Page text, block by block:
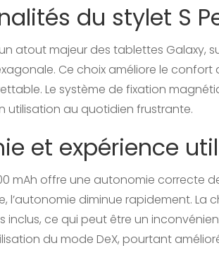
du stylet S
un atout majeur des tablettes
Ce choix améliore le confort
Le système de fixation
utilisation au quotidien frustrante.
et expérience
mAh offre une autonomie correcte
l’autonomie diminue rapidement. La
inclus, ce qui peut être un
du mode DeX, pourtant